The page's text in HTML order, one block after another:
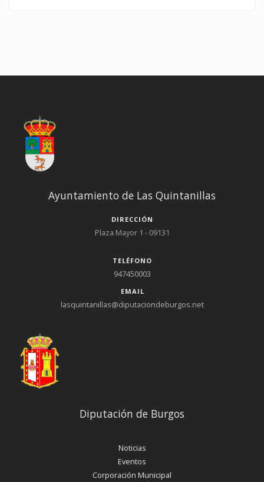
PARTICIPACION ; ; ; ;
Ayuntamiento de Las Quintanillas
DIRECCIÓN
Plaza Mayor 1 - 09131
TELÉFONO
947450003
EMAIL
lasquintanillas@diputaciondeburgos.net
Diputación de Burgos
Noticias
Eventos
Corporación Municipal